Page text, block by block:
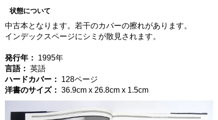
状態について
中古本となります。若干のカバーの擦れがあります。
インデックスページにシミが散見されます。
発行年：
1995年
言語： 英語
ハードカバー：
128ページ
洋書のサイズ： 36.9cm x 26.8cm x 1.5cm